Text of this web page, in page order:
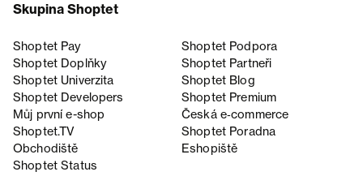
Skupina Shoptet
Shoptet Pay
Shoptet Podpora
Shoptet Doplňky
Shoptet Partneři
Shoptet Univerzita
Shoptet Blog
Shoptet Developers
Shoptet Premium
Můj první e-shop
Česká e‑commerce
Shoptet.TV
Shoptet Poradna
Obchodiště
Eshopiště
Shoptet Status